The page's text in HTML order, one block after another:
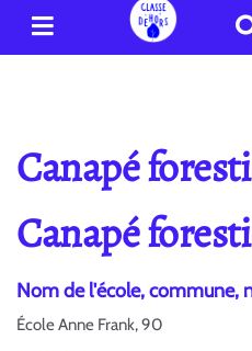
Canapé
Canapé
Nom de l'école, commune,
École Anne Frank, 90